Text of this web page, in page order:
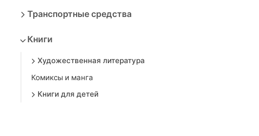
Транспортные средства
Книги
Художественная литература
Комиксы и манга
Книги для детей